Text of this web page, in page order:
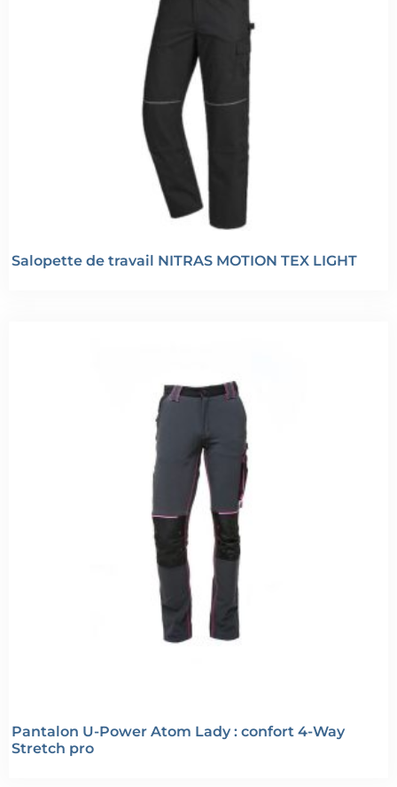
Salopette de travail NITRAS MOTION TEX LIGHT
Pantalon U-Power Atom Lady : confort 4-Way
Stretch pro